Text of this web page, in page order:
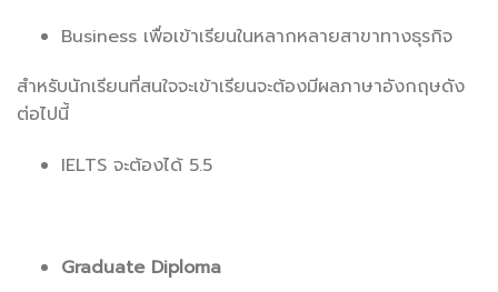
Business เพื่อเข้าเรียนในหลากหลายสาขาทางธุรกิจ
สำหรับนักเรียนที่สนใจจะเข้าเรียนจะต้องมีผลภาษาอังกฤษดัง
ต่อไปนี้
IELTS จะต้องได้ 5.5
Graduate Diploma